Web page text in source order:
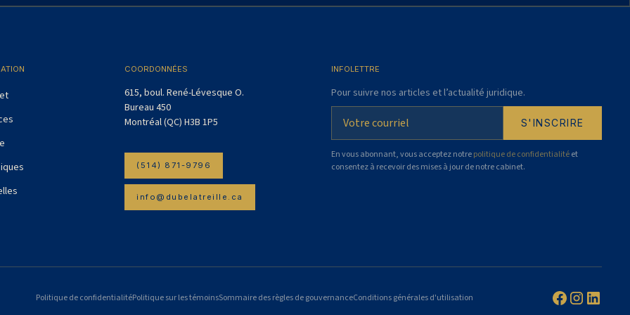
COORDONNÉES
615, boul. René-Lévesque O.
Bureau 450
Montréal (QC) H3B 1P5
(514) 871-9796
info@dubelatreille.ca
INFOLETTRE
Pour suivre nos articles et l’actualité juridique.
En vous abonnant, vous acceptez notrepolitique de confidentialitéet
consentez à recevoir des mises à jour de notre cabinet.
Politique de confidentialitéPolitique sur les témoinsSommaire des règles de gouvernanceConditions générales d'utilisation